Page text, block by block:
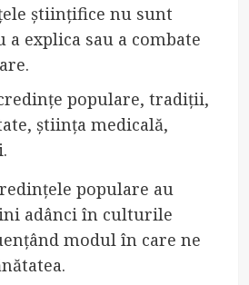
științifice nu sunt
explica sau a combate
populare, tradiții,
știința medicală,
populare au
adânci în culturile
modul în care ne